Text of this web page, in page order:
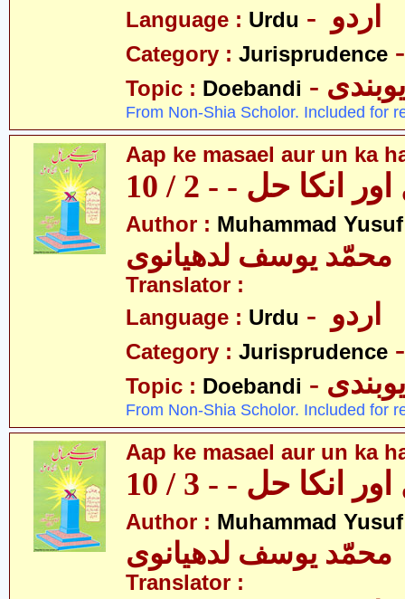
Language : Urdu
Category : Jurisprudence
Topic : Doebandi
From Non-Shia Scholor. Included for
Aap ke masael aur un ka
انکا حل - - 2 / 10
Author : Muhammad
محمّد یوسف لدھیانوی
Translator :
Language : Urdu
Category : Jurisprudence
Topic : Doebandi
From Non-Shia Scholor. Included for
Aap ke masael aur un ka
انکا حل - - 3 / 10
Author : Muhammad
محمّد یوسف لدھیانوی
Translator :